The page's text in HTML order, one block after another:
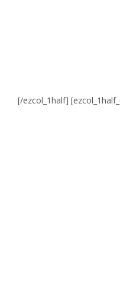
[/ezcol_1half]